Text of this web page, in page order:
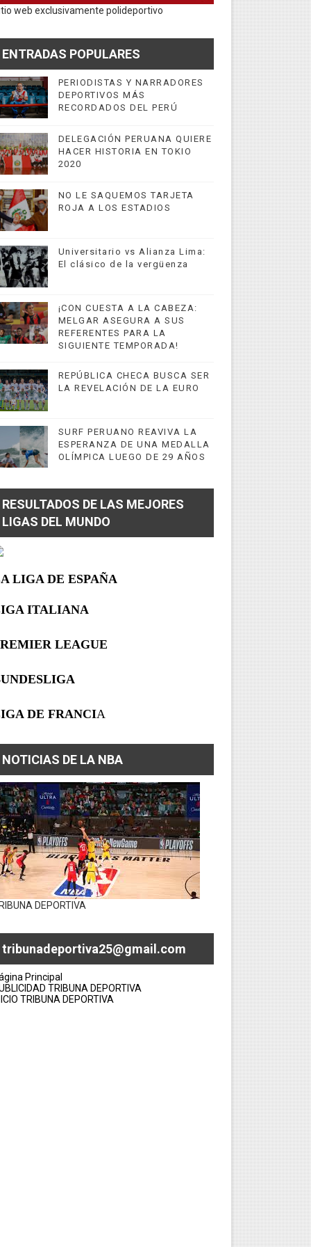
web exclusivamente polideportivo
ENTRADAS POPULARES
PERIODISTAS Y NARRADORES
DEPORTIVOS MÁS
RECORDADOS DEL PERÚ
DELEGACIÓN PERUANA QUIERE
HACER HISTORIA EN TOKIO
2020
NO LE SAQUEMOS TARJETA
ROJA A LOS ESTADIOS
Universitario vs Alianza Lima:
El clásico de la vergüenza
¡CON CUESTA A LA CABEZA:
MELGAR ASEGURA A SUS
REFERENTES PARA LA
SIGUIENTE TEMPORADA!
REPÚBLICA CHECA BUSCA SER
LA REVELACIÓN DE LA EURO
SURF PERUANO REAVIVA LA
ESPERANZA DE UNA MEDALLA
OLÍMPICA LUEGO DE 29 AÑOS
RESULTADOS DE LAS MEJORES
LIGAS DEL MUNDO
LIGA DE ESPAÑA
ITALIANA
LEAGUE
DE FRANCIA
NOTICIAS DE LA NBA
DEPORTIVA
tribunadeportiva25@gmail.com
Principal
TRIBUNA DEPORTIVA
TRIBUNA DEPORTIVA